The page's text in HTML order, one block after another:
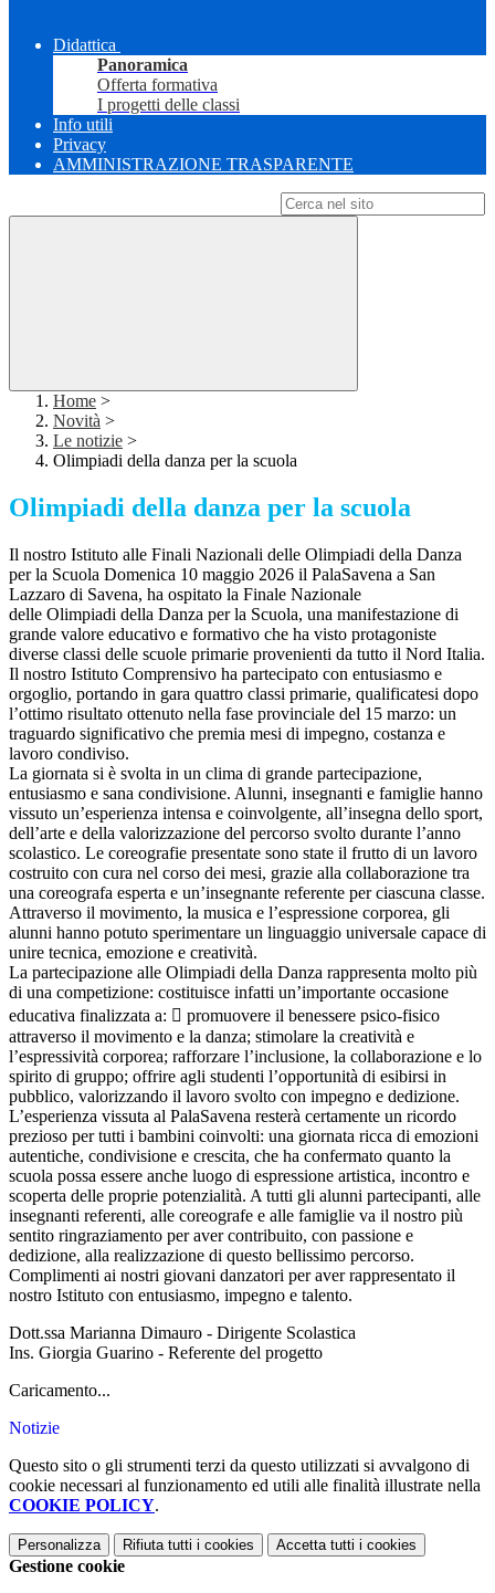
Didattica
Panoramica
Offerta formativa
I progetti delle classi
Info utili
Privacy
AMMINISTRAZIONE TRASPARENTE
Home >
Novità >
Le notizie >
Olimpiadi della danza per la scuola
Olimpiadi della danza per la scuola
Il nostro Istituto alle Finali Nazionali delle Olimpiadi della Danza
per la Scuola Domenica 10 maggio 2026 il PalaSavena a San
Lazzaro di Savena, ha ospitato la Finale Nazionale
delle Olimpiadi della Danza per la Scuola, una manifestazione di
grande valore educativo e formativo che ha visto protagoniste
diverse classi delle scuole primarie provenienti da tutto il Nord Italia.
Il nostro Istituto Comprensivo ha partecipato con entusiasmo e
orgoglio, portando in gara quattro classi primarie, qualificatesi dopo
l’ottimo risultato ottenuto nella fase provinciale del 15 marzo: un
traguardo significativo che premia mesi di impegno, costanza e
lavoro condiviso.
La giornata si è svolta in un clima di grande partecipazione,
entusiasmo e sana condivisione. Alunni, insegnanti e famiglie hanno
vissuto un’esperienza intensa e coinvolgente, all’insegna dello sport,
dell’arte e della valorizzazione del percorso svolto durante l’anno
scolastico. Le coreografie presentate sono state il frutto di un lavoro
costruito con cura nel corso dei mesi, grazie alla collaborazione tra
una coreografa esperta e un’insegnante referente per ciascuna classe.
Attraverso il movimento, la musica e l’espressione corporea, gli
alunni hanno potuto sperimentare un linguaggio universale capace di
unire tecnica, emozione e creatività.
La partecipazione alle Olimpiadi della Danza rappresenta molto più
di una competizione: costituisce infatti un’importante occasione
educativa finalizzata a:  promuovere il benessere psico-fisico
attraverso il movimento e la danza; stimolare la creatività e
l’espressività corporea; rafforzare l’inclusione, la collaborazione e lo
spirito di gruppo; offrire agli studenti l’opportunità di esibirsi in
pubblico, valorizzando il lavoro svolto con impegno e dedizione.
L’esperienza vissuta al PalaSavena resterà certamente un ricordo
prezioso per tutti i bambini coinvolti: una giornata ricca di emozioni
autentiche, condivisione e crescita, che ha confermato quanto la
scuola possa essere anche luogo di espressione artistica, incontro e
scoperta delle proprie potenzialità. A tutti gli alunni partecipanti, alle
insegnanti referenti, alle coreografe e alle famiglie va il nostro più
sentito ringraziamento per aver contribuito, con passione e
dedizione, alla realizzazione di questo bellissimo percorso.
Complimenti ai nostri giovani danzatori per aver rappresentato il
nostro Istituto con entusiasmo, impegno e talento.
Dott.ssa Marianna Dimauro - Dirigente Scolastica
Ins. Giorgia Guarino - Referente del progetto
Caricamento...
Notizie
Questo sito o gli strumenti terzi da questo utilizzati si avvalgono di
cookie necessari al funzionamento ed utili alle finalità illustrate nella
COOKIE POLICY.
Personalizza Rifiuta tutti i cookies Accetta tutti i cookies
Gestione cookie